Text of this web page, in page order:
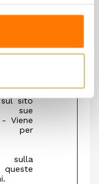
Tiene
e
sito
sue
Viene
per
sulla